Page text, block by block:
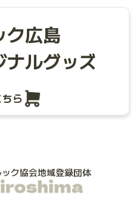
ク広島
ナルグッズ
ら
ク協会地域登録団体